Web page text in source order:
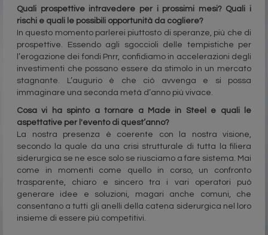
Quali prospettive intravedere per i prossimi mesi? Quali i
rischi e quali le possibili opportunità da cogliere?
In questo momento parlerei piuttosto di speranze, più che di
prospettive. Essendo agli sgoccioli delle tempistiche per
l’erogazione dei fondi Pnrr, confidiamo in accelerazioni degli
investimenti che possano essere da stimolo in un mercato
stagnante. L’augurio è che ciò avvenga e si possa
immaginare una seconda metà d’anno più vivace.
Cosa vi ha spinto a tornare a Made in Steel e quali le
aspettative per l'evento di quest’anno?
La nostra presenza è coerente con la nostra visione,
secondo la quale da una crisi strutturale di tutta la filiera
siderurgica se ne esce solo se riusciamo a fare sistema. Mai
come in momenti come quello in corso, un confronto
trasparente, chiaro e sincero tra i vari operatori può
generare idee e soluzioni, magari anche comuni, che
consentano a tutti gli anelli della catena siderurgica nel loro
insieme di essere più competitivi.